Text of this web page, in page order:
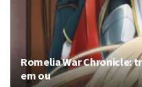
Romelia War Chronicle:
em ou